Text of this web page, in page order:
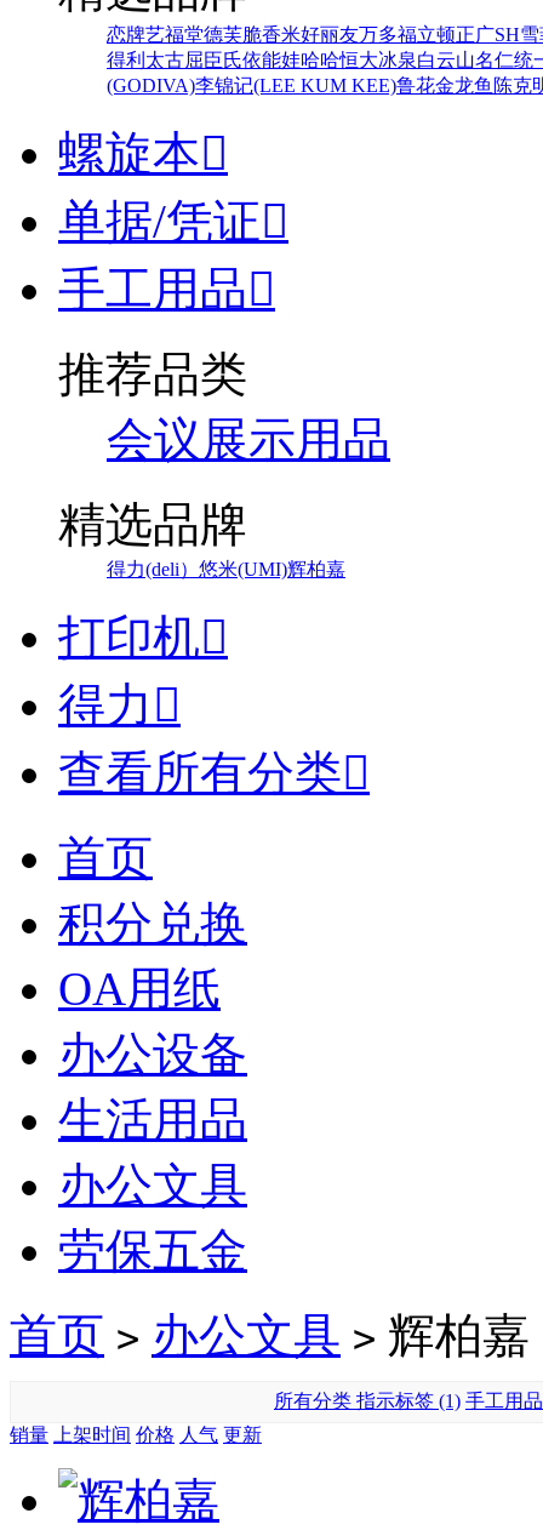
恋牌艺福堂德芙脆香米好丽友万多福立顿正广SH
得利 太古屈臣氏依能娃哈哈恒大冰泉白云山名仁统
(GODIVA)李锦记(LEE KUM KEE)鲁花金龙鱼 陈克
螺旋本
单据/凭证
手工用品
推荐品类
会议展示用品
精选品牌
得力(deli） 悠米(UMI)辉柏嘉
打印机
得力 
查看所有分类
首页
积分兑换
OA用纸
办公设备
生活用品
办公文具
劳保五金
首页 > 办公文具 > 辉柏嘉
所有分类 指示标签 (1) 手工用
销量
上架时间 价格 人气 更新